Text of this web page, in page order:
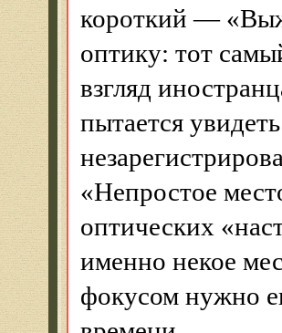
короткий —
оптику: тот
взгляд
пытается
«Непростое
оптических
именно некое
фокусом нужно